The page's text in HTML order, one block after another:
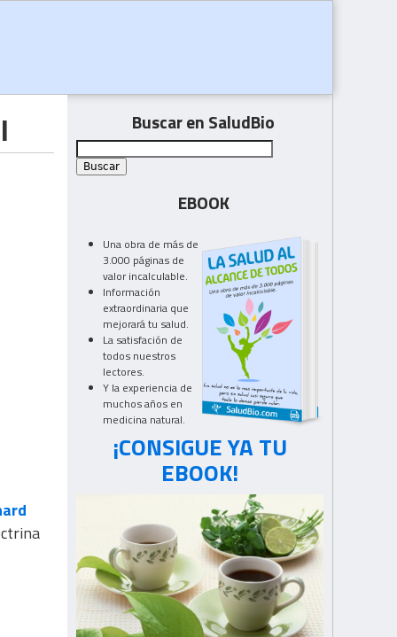
Buscar en SaludBio
EBOOK
Una obra de más de
3.000 páginas de
valor incalculable.
Información
extraordinaria que
mejorará tu salud.
La satisfación de
todos nuestros
lectores.
Y la experiencia de
muchos años en
medicina natural.
¡CONSIGUE YA TU
EBOOK!